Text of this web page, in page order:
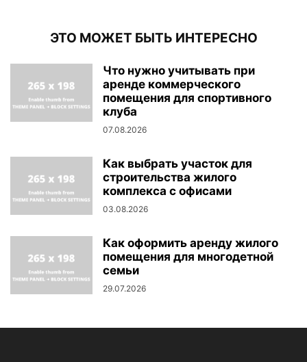
ЭТО МОЖЕТ БЫТЬ ИНТЕРЕСНО
Что нужно учитывать при
аренде коммерческого
помещения для спортивного
клуба
07.08.2026
Как выбрать участок для
строительства жилого
комплекса с офисами
03.08.2026
Как оформить аренду жилого
помещения для многодетной
семьи
29.07.2026